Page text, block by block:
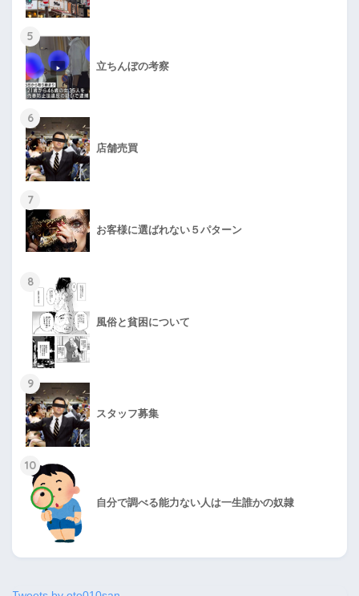
5
立ちんぼの考察
6
店舗売買
7
お客様に選ばれない５パターン
8
風俗と貧困について
9
スタッフ募集
10
自分で調べる能力ない人は一生誰かの奴隷